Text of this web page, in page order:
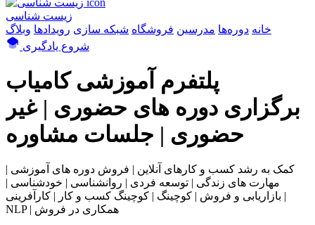
زیست شناسی
خانه دوره‌ها مدرسین فروشگاه شبکه سازی رویداد‌ها وبلاگ
شروع یادگیری
پلتفرم آموزشی کامیاب
برگزاری دوره های حضوری | غیر
حضوری | جلسات مشاوره
کمک به رشد کسب و کارهای آنلاین | فروش دوره های آموزشی |
مهارت های زندگی | توسعه فردی | روانشناسی | خودشناسی |
بازاریابی و فروش | کوچینگ | کوچینگ کسب و کار | کارآفرینی |
NLP | همکاری در فروش